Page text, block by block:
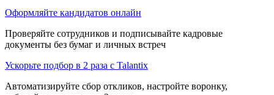
Оформляйте кандидатов онлайн
Проверяйте сотрудников и подписывайте кадровые
документы без бумаг и личных встреч
Ускорьте подбор в 2 раза с Talantix
Автоматизируйте сбор откликов, настройте воронку,